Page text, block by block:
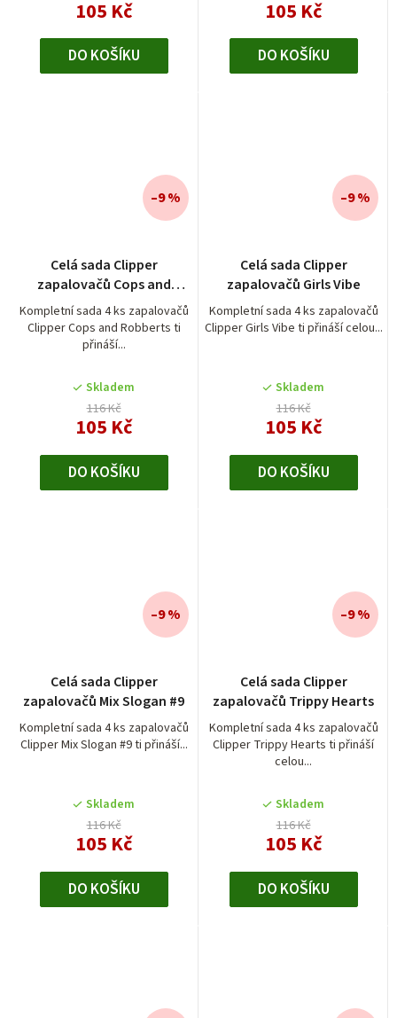
105 Kč
DO KOŠÍKU
105 Kč
DO KOŠÍKU
Celá sada Clipper
zapalovačů Cops and
Robberts
Kompletní sada 4 ks zapalovačů
Clipper Cops and Robberts ti
přináší...
Skladem
116 Kč
105 Kč
–9 %
DO KOŠÍKU
Celá sada Clipper
zapalovačů Girls Vibe
Kompletní sada 4 ks zapalovačů
Clipper Girls Vibe ti přináší celou...
Skladem
116 Kč
105 Kč
–9 %
DO KOŠÍKU
Celá sada Clipper
zapalovačů Mix Slogan #9
Kompletní sada 4 ks zapalovačů
Clipper Mix Slogan #9 ti přináší...
Skladem
116 Kč
105 Kč
–9 %
DO KOŠÍKU
Celá sada Clipper
zapalovačů Trippy Hearts
Kompletní sada 4 ks zapalovačů
Clipper Trippy Hearts ti přináší
celou...
Skladem
116 Kč
105 Kč
–9 %
DO KOŠÍKU